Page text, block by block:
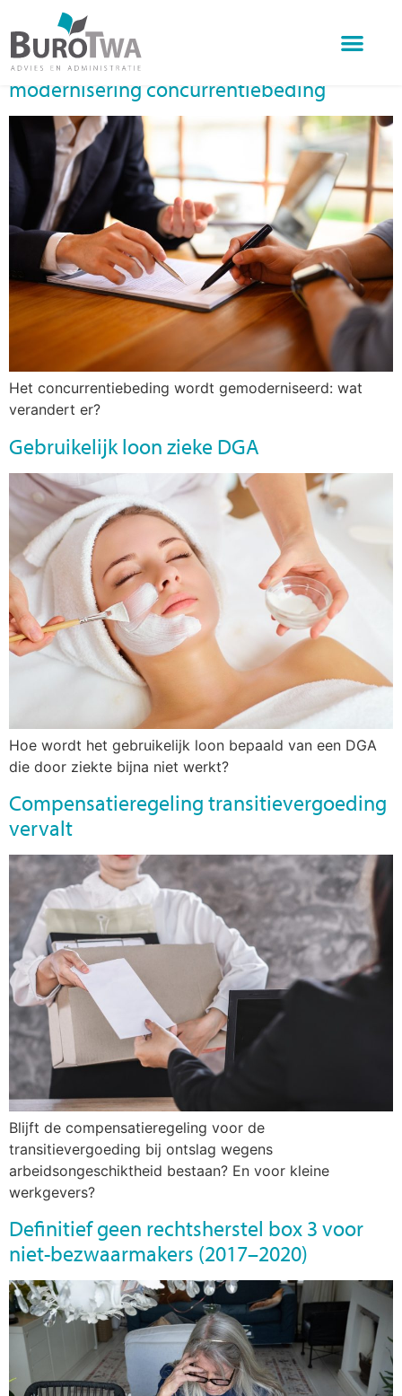
Author:
Meer vrijheid voor werknemer door
modernisering concurrentiebeding
Het concurrentiebeding wordt gemoderniseerd: wat
verandert er?
Gebruikelijk loon zieke DGA
Hoe wordt het gebruikelijk loon bepaald van een DGA
die door ziekte bijna niet werkt?
Compensatieregeling transitievergoeding
vervalt
Blijft de compensatieregeling voor de
transitievergoeding bij ontslag wegens
arbeidsongeschiktheid bestaan? En voor kleine
werkgevers?
Definitief geen rechtsherstel box 3 voor
niet-bezwaarmakers (2017–2020)